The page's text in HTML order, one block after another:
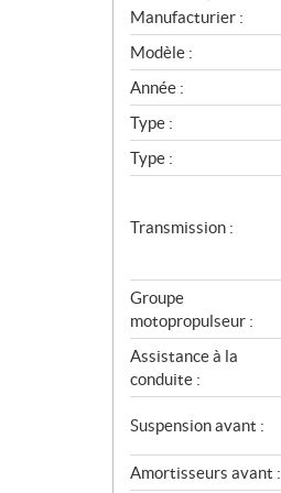
S
p
é
c
i
f
i
c
t
o
n
s
Manufacturier :
Modèle :
Année :
Type :
Type :
Transmission :
Groupe
motopropulseur :
Assistance à la
conduite :
Suspension avant :
Amortisseurs avant :